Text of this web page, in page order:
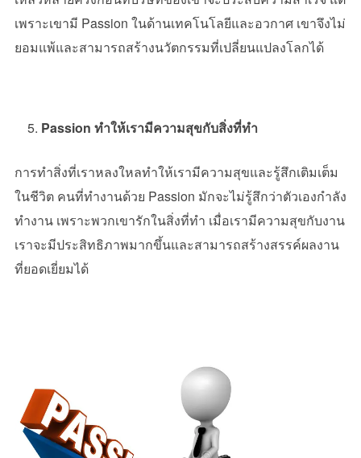
เพราะเขามี Passion ในด้านเทคโนโลยีและอวกาศ เขาจึงไม่
ยอมแพ้และสามารถสร้างนวัตกรรมที่เปลี่ยนแปลงโลกได้
Passion ทำให้เรามีความสุขกับสิ่งที่ทำ
การทำสิ่งที่เราหลงใหลทำให้เรามีความสุขและรู้สึกเติมเต็ม
ในชีวิต คนที่ทำงานด้วย Passion มักจะไม่รู้สึกว่าตัวเองกำลัง
ทำงาน เพราะพวกเขารักในสิ่งที่ทำ เมื่อเรามีความสุขกับงาน
เราจะมีประสิทธิภาพมากขึ้นและสามารถสร้างสรรค์ผลงาน
ที่ยอดเยี่ยมได้